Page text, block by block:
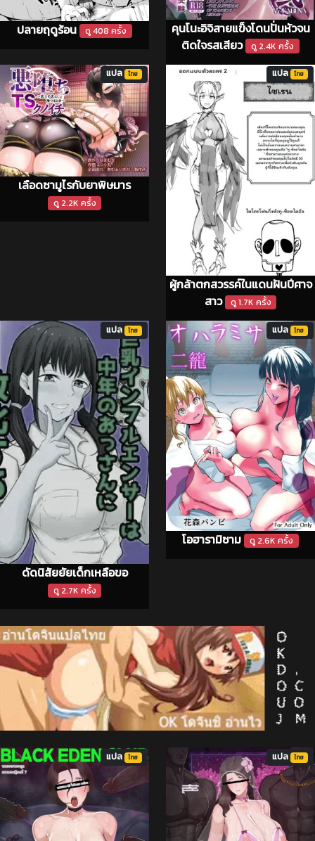
ปลายฤดูร้อน ดู 408 ครั้ง
คุนโนะอิจิสายแข็งโดนปั่นหัวจน
ติดใจรสเสียว ดู 2.4K ครั้ง
เลือดซามูไรกับยาพิษมาร
ดู 2.2K ครั้ง
แปล ไทย
ผู้กล้าตกสวรรค์ในแดนฝันปีศาจ
สาว
ดู 1.7K ครั้ง
แปล ไทย
ดัดนิสัยยัยเด็กเหลือขอ
ดู 2.7K ครั้ง
แปล ไทย
โอฮารามิซาม ดู 2.6K ครั้ง
แปล ไทย
แปล ไทย แปล ไทย